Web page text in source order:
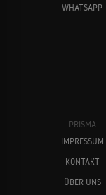
WHATSAPP
PRISMA
IMPRESSUM
KONTAKT
ÜBER UNS